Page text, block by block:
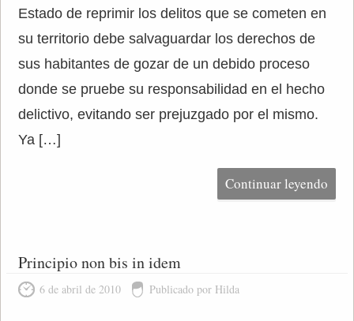
Estado de reprimir los delitos que se cometen en
su territorio debe salvaguardar los derechos de
sus habitantes de gozar de un debido proceso
donde se pruebe su responsabilidad en el hecho
delictivo, evitando ser prejuzgado por el mismo.
Ya […]
Continuar leyendo
Principio non bis in idem
6 de abril de 2010 Publicado por Hilda